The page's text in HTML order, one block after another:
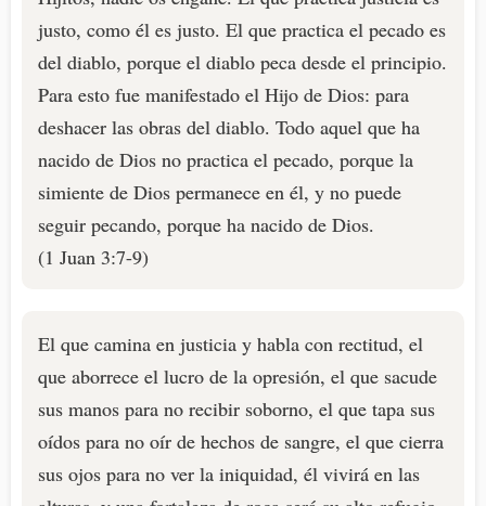
justo, como él es justo. El que practica el pecado es
del diablo, porque el diablo peca desde el principio.
Para esto fue manifestado el Hijo de Dios: para
deshacer las obras del diablo. Todo aquel que ha
nacido de Dios no practica el pecado, porque la
simiente de Dios permanece en él, y no puede
seguir pecando, porque ha nacido de Dios.
(1 Juan 3:7-9)
El que camina en justicia y habla con rectitud, el
que aborrece el lucro de la opresión, el que sacude
sus manos para no recibir soborno, el que tapa sus
oídos para no oír de hechos de sangre, el que cierra
sus ojos para no ver la iniquidad, él vivirá en las